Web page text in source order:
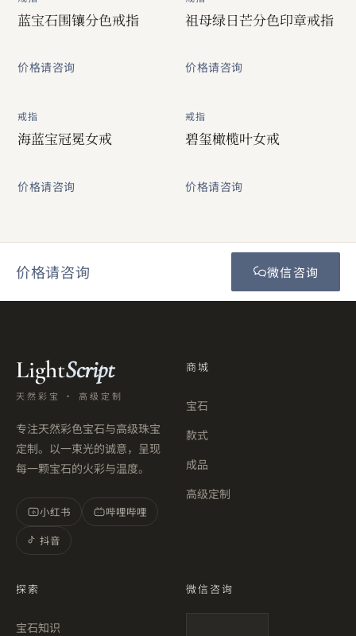
蓝宝石围镶分色戒指
价格请咨询
祖母绿日芒分色印章戒指
价格请咨询
戒指
海蓝宝冠冕女戒
价格请咨询
戒指
碧玺橄榄叶女戒
价格请咨询
价格请咨询 微信咨询
LightScript
天然彩宝 · 高级定制
专注天然彩色宝石与高级珠宝
定制。以一束光的诚意，呈现
每一颗宝石的火彩与温度。
小 小红书
哔哩哔哩
抖音
商城
宝石
款式
成品
高级定制
探索
宝石知识
微信咨询